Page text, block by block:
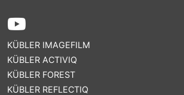
KÜBLER IMAGEFILM
KÜBLER ACTIVIQ
KÜBLER FOREST
KÜBLER REFLECTIQ